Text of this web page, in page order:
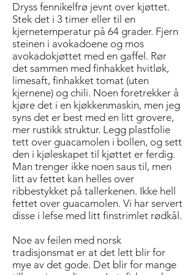
Dryss fennikelfrø jevnt over kjøttet.
Stek det i 3 timer eller til en
kjernetemperatur på 64 grader. Fjern
steinen i avokadoene og mos
avokadokjøttet med en gaffel. Rør
det sammen med finhakket hvitløk,
limesaft, finhakket tomat (uten
kjernene) og chili. Noen foretrekker å
kjøre det i en kjøkkenmaskin, men jeg
syns det er best med en litt grovere,
mer rustikk struktur. Legg plastfolie
tett over guacamolen i bollen, og sett
den i kjøleskapet til kjøttet er ferdig.
Man trenger ikke noen saus til, men
litt av fettet kan helles over
ribbestykket på tallerkenen. Ikke hell
fettet over guacamolen. Vi har servert
disse i lefse med litt finstrimlet rødkål.
Noe av feilen med norsk
tradisjonsmat er at det lett blir for
mye av det gode. Det blir for mange